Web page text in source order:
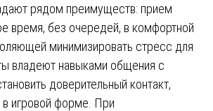
рядом преимуществ: прием
время, без очередей, в комфортной
минимизировать стресс для
владеют навыками общения с
доверительный контакт,
игровой форме. При